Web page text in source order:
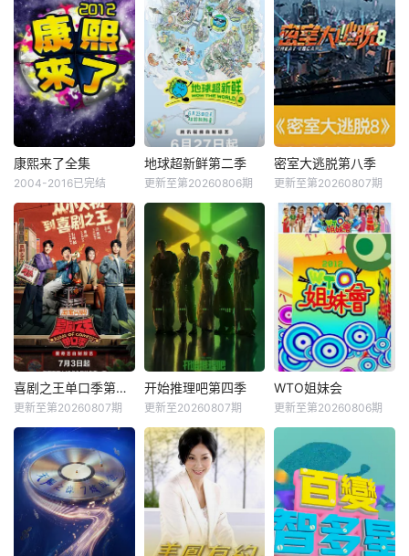
康熙来了全集
2004-2016已完结
地球超新鲜第二季
更新至第20260806期
密室大逃脱第八季
更新至第20260807期
喜剧之王单口季第三季
更新至第20260807期
开始推理吧第四季
更新至20260807期
WTO姐妹会
更新至第20260806期